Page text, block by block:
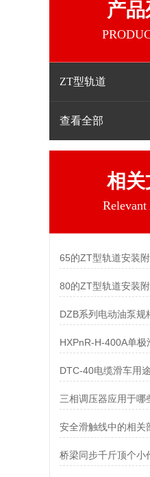
产
ZT型轨道
查看全部
相关
65的ZT型轨道安装
80的ZT型轨道安装
DZB系列电动油泵规
HXPnR-H-400A单极
DTC-40电缆滑车用
桥梁同步千斤顶个小